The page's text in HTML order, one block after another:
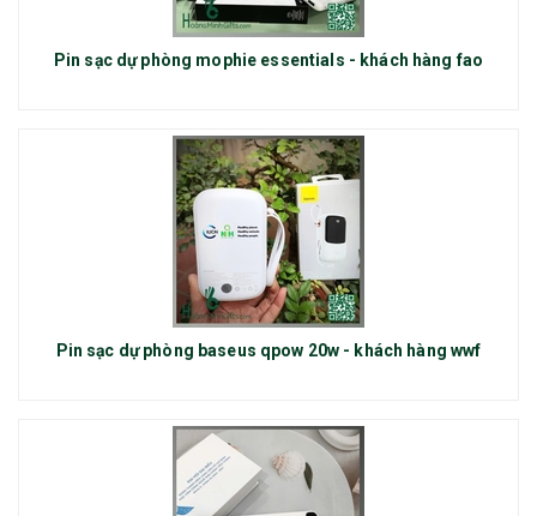
Pin sạc dự phòng mophie essentials - khách hàng fao
Pin sạc dự phòng baseus qpow 20w - khách hàng wwf